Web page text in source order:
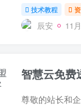
技术教程
辰安 11
智慧云免费